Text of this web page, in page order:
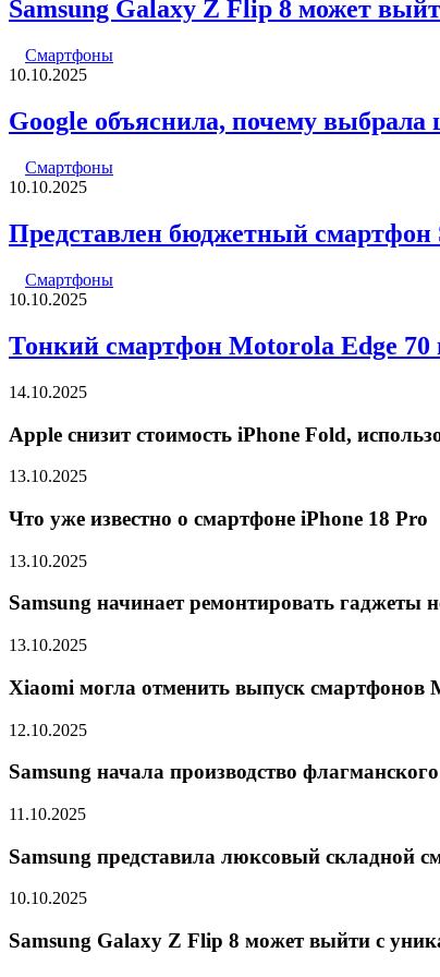
Samsung Galaxy Z Flip 8 может
Смартфоны
10.10.2025
Google объяснила, почему
Смартфоны
10.10.2025
Представлен бюджетный смартфон
Смартфоны
10.10.2025
Тонкий смартфон Motorola Edge 70
14.10.2025
Apple снизит стоимость iPhone Fold,
13.10.2025
Что уже известно о смартфоне iPhone 18 Pro
13.10.2025
Samsung начинает ремонтировать гаджеты
13.10.2025
Xiaomi могла отменить выпуск смартфонов
12.10.2025
Samsung начала производство
11.10.2025
Samsung представила люксовый складной
10.10.2025
Samsung Galaxy Z Flip 8 может выйти с